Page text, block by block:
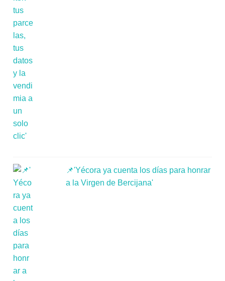
📌'Yécora ya cuenta los días para honrar
a la Virgen de Bercijana'